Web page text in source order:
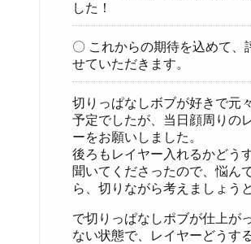
した！
〇 これからの期待を込めて、
せていただきます。
切りっぱなしボブが好きで元
予定でしたが、当日顔周りの
ーをお願いしました。
後ろもレイヤー入れるかどう
聞いてくださったので、悩ん
ら、切りながら考えましょうと
で切りっぱなしポブが仕上が
ない状態で、レイヤーどうす